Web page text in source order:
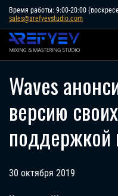
Skip
content
Время работы: 9:00-20:00
sales@arefyevstudio.com
Waves
версию
поддержкой
30 октября 2019